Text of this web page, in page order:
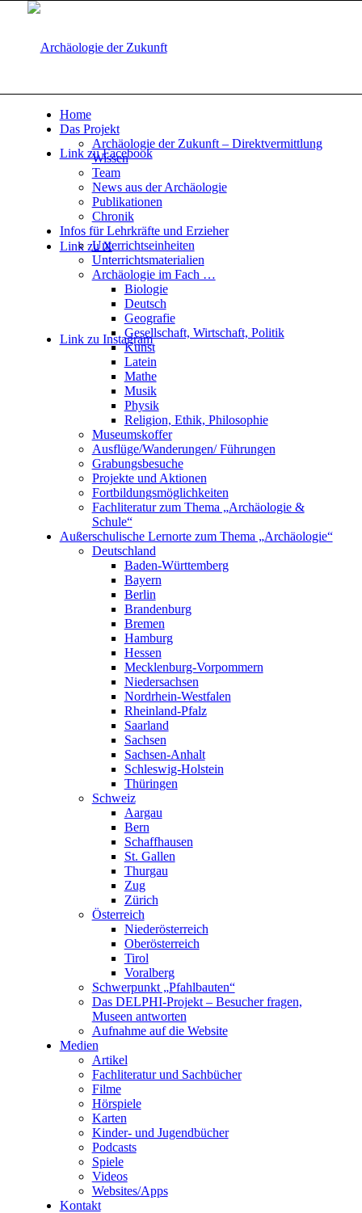
Link zu Facebook
Link zu X
Link zu Instagram
Home
Das Projekt
Archäologie der Zukunft – Direktvermittlung
Wissen
Team
News aus der Archäologie
Publikationen
Chronik
Infos für Lehrkräfte und Erzieher
Unterrichtseinheiten
Unterrichtsmaterialien
Archäologie im Fach …
Biologie
Deutsch
Geografie
Gesellschaft, Wirtschaft, Politik
Kunst
Latein
Mathe
Musik
Physik
Religion, Ethik, Philosophie
Museumskoffer
Ausflüge/Wanderungen/ Führungen
Grabungsbesuche
Projekte und Aktionen
Fortbildungsmöglichkeiten
Fachliteratur zum Thema „Archäologie &
Schule“
Außerschulische Lernorte zum Thema „Archäologie“
Deutschland
Baden-Württemberg
Bayern
Berlin
Brandenburg
Bremen
Hamburg
Hessen
Mecklenburg-Vorpommern
Niedersachsen
Nordrhein-Westfalen
Rheinland-Pfalz
Saarland
Sachsen
Sachsen-Anhalt
Schleswig-Holstein
Thüringen
Schweiz
Aargau
Bern
Schaffhausen
St. Gallen
Thurgau
Zug
Zürich
Österreich
Niederösterreich
Oberösterreich
Tirol
Voralberg
Schwerpunkt „Pfahlbauten“
Das DELPHI-Projekt – Besucher fragen,
Museen antworten
Aufnahme auf die Website
Medien
Artikel
Fachliteratur und Sachbücher
Filme
Hörspiele
Karten
Kinder- und Jugendbücher
Podcasts
Spiele
Videos
Websites/Apps
Kontakt